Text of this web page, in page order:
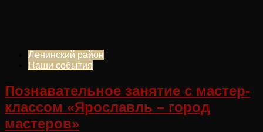
Ленинский район
Наши события
Познавательное занятие с мастер-
классом «Ярославль – город
мастеров»